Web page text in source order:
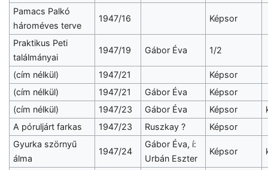
Pamacs Palkó
hároméves terve
1947/16 Képsor
Praktikus Peti
találmányai
1947/19 Gábor Éva 1/2
(cím nélkül) 1947/21
Képsor
(cím nélkül)
1947/21 Gábor Éva
Képsor
(cím nélkül)
1947/23 Gábor Éva Képsor
A póruljárt farkas
1947/23 Ruszkay ?
Képsor
Gyurka szörnyű
álma
1947/24
Gábor Éva, í:
Urbán Eszter
Képsor